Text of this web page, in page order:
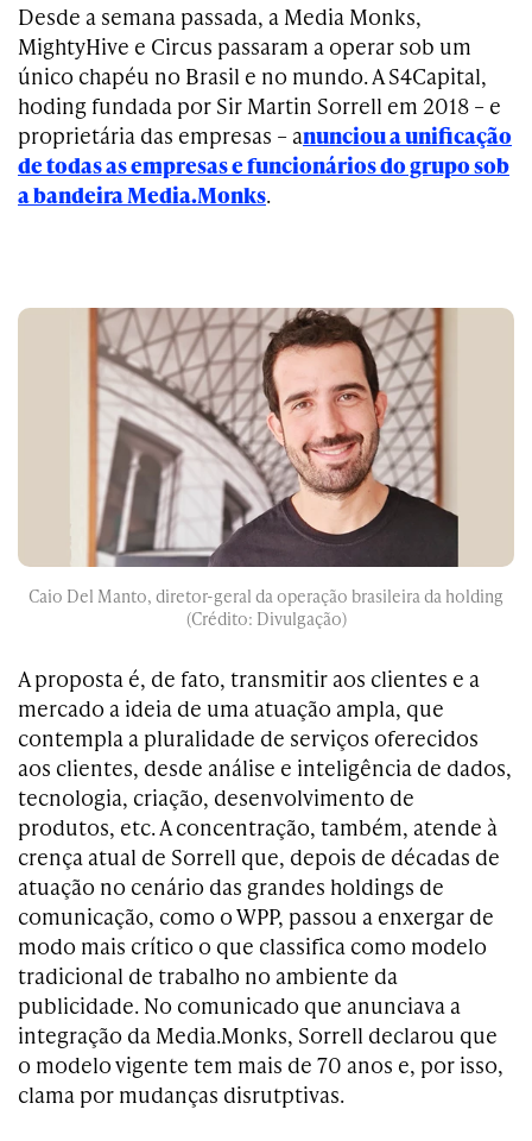
Desde a semana passada, a Media Monks,
MightyHive e Circus passaram a operar sob um
único chapéu no Brasil e no mundo. A S4Capital,
hoding fundada por Sir Martin Sorrell em 2018 – e
proprietária das empresas – anunciou a unificação
de todas as empresas e funcionários do grupo sob
a bandeira Media.Monks.
Caio Del Manto, diretor-geral da operação brasileira da holding
(Crédito: Divulgação)
A proposta é, de fato, transmitir aos clientes e a
mercado a ideia de uma atuação ampla, que
contempla a pluralidade de serviços oferecidos
aos clientes, desde análise e inteligência de dados,
tecnologia, criação, desenvolvimento de
produtos, etc. A concentração, também, atende à
crença atual de Sorrell que, depois de décadas de
atuação no cenário das grandes holdings de
comunicação, como o WPP, passou a enxergar de
modo mais crítico o que classifica como modelo
tradicional de trabalho no ambiente da
publicidade. No comunicado que anunciava a
integração da Media.Monks, Sorrell declarou que
o modelo vigente tem mais de 70 anos e, por isso,
clama por mudanças disrutptivas.